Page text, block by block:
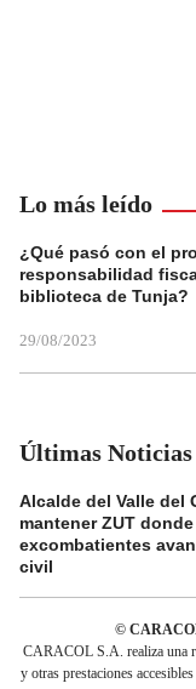
Lo más leído
¿Qué pasó con el
responsabilidad
biblioteca de Tunja?
29/08/2023
Últimas Noticias
Alcalde del Valle del
mantener ZUT donde
excombatientes
civil
©
CARACOL S.A. realiza una
y otras prestaciones